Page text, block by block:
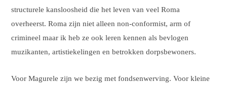
structurele kansloosheid die het leven van veel Roma
overheerst. Roma zijn niet alleen non-conformist, arm of
crimineel maar ik heb ze ook leren kennen als bevlogen
muzikanten, artistiekelingen en betrokken dorpsbewoners.
Voor Magurele zijn we bezig met fondsenwerving. Voor kleine